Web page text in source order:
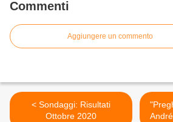
Commenti
Aggiungere un commento
< Sondaggi: Risultati
Ottobre 2020